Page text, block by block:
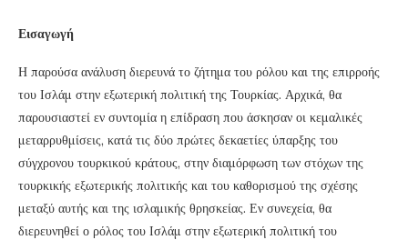
Εισαγωγή
Η παρούσα ανάλυση διερευνά το ζήτημα του ρόλου και της επιρροής
του Ισλάμ στην εξωτερική πολιτική της Τουρκίας. Αρχικά, θα
παρουσιαστεί εν συντομία η επίδραση που άσκησαν οι κεμαλικές
μεταρρυθμίσεις, κατά τις δύο πρώτες δεκαετίες ύπαρξης του
σύγχρονου τουρκικού κράτους, στην διαμόρφωση των στόχων της
τουρκικής εξωτερικής πολιτικής και του καθορισμού της σχέσης
μεταξύ αυτής και της ισλαμικής θρησκείας. Εν συνεχεία, θα
διερευνηθεί ο ρόλος του Ισλάμ στην εξωτερική πολιτική του